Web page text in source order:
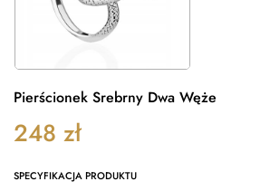
Pierścionek Srebrny Dwa Węże
248 zł
SPECYFIKACJA PRODUKTU